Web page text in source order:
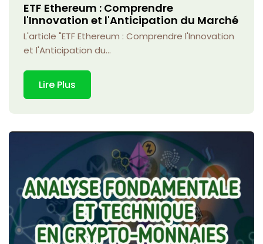
ETF Ethereum : Comprendre
l'Innovation et l'Anticipation du Marché
L'article "ETF Ethereum : Comprendre l'Innovation
et l'Anticipation du...
Lire Plus